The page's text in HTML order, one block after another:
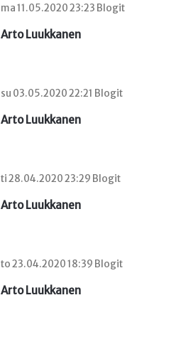
ma 11.05.2020 23:23 Blogit
Arto Luukkanen
su 03.05.2020 22:21 Blogit
Arto Luukkanen
ti 28.04.2020 23:29 Blogit
Arto Luukkanen
to 23.04.2020 18:39 Blogit
Arto Luukkanen